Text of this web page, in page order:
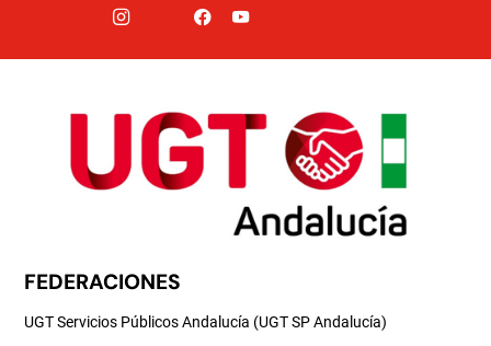
FEDERACIONES
UGT Servicios Públicos Andalucía (UGT SP Andalucía)